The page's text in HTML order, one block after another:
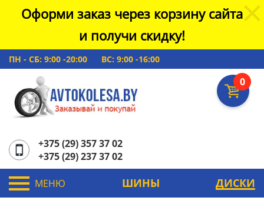
Оформи заказ через корзину сайта
и получи скидку!
ПН - СБ: 9:00 -20:00 ВС: 9:00 -16:00
0
+375 (29) 357 37 02
+375 (29) 237 37 02
МЕНЮ ШИНЫ ДИСКИ